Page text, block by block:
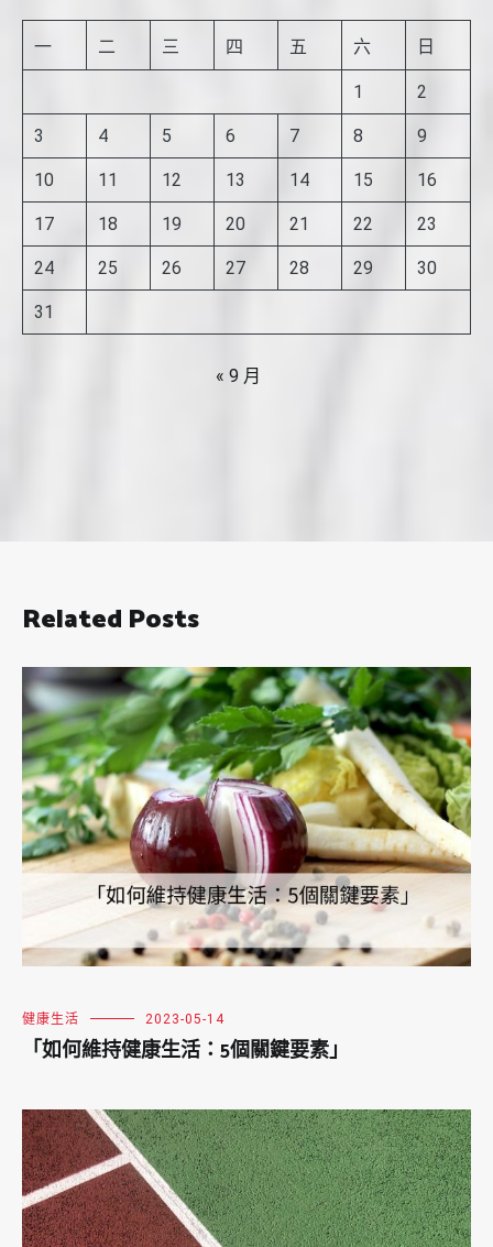
一 二 三 四 五 六 日
1 2
3 4 5 6 7 8 9
10 11 12 13 14 15 16
17 18 19 20 21 22 23
24 25 26 27 28 29 30
31
« 9 月
Related Posts
健康生活 2023-05-14
「如何維持健康生活：5個關鍵要素」